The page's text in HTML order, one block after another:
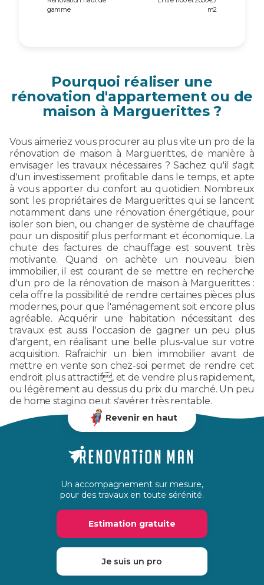
gamme
m2
Pourquoi réaliser une
rénovation d'appartement ou de
maison à Marguerittes ?
Vous aimeriez vous procurer au plus vite un pro de la
rénovation de maison à Marguerittes, de manière à
envisager les travaux nécessaires ? Sachez qu'il s'agit
d'un investissement profitable dans le temps, et apte
à vous apporter du confort au quotidien. Nombreux
sont les propriétaires de Marguerittes qui se lancent
notamment dans une rénovation énergétique, pour
isoler son bien, ou changer de système de chauffage
pour un dispositif plus performant et économique. La
chute des factures de chauffage est souvent très
motivante. Quand on achète un nouveau bien
immobilier, il est courant de se mettre en recherche
d'un pro de la rénovation de maison à Marguerittes :
cela offre la possibilité de rendre certaines pièces plus
modernes, pour que l'aménagement soit encore plus
agréable. Acquérir une habitation nécessitant des
travaux est aussi l'occasion de gagner un peu plus
d'argent, en réalisant une belle plus-value sur votre
acquisition. Rafraichir un bien immobilier avant de
mettre en vente son chez-soi permet de rendre cet
endroit plus attractif, et de vendre plus rapidement,
ou légèrement au dessus du prix du marché. Un peu
de home staging peut s'avérer très rentable.
Revenir en haut
Un accompagnement sur mesure,
pour des travaux en toute sérénité.
Estimation gratuite
Je suis un pro